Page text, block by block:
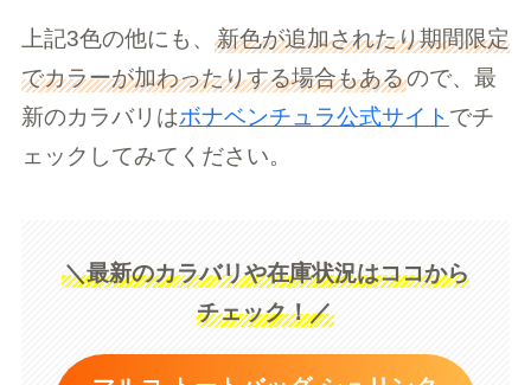
上記3色の他にも、 新色が追加されたり期間限定
でカラーが加わったりする場合もあるので、最
新のカラバリはボナベンチュラ公式サイト でチ
ェックしてみてください。
＼最新のカラバリや在庫状況はココから
チェック！／